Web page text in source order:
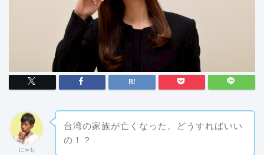
にゃも
台湾の家族が亡くなった。どうすればいい
の！？